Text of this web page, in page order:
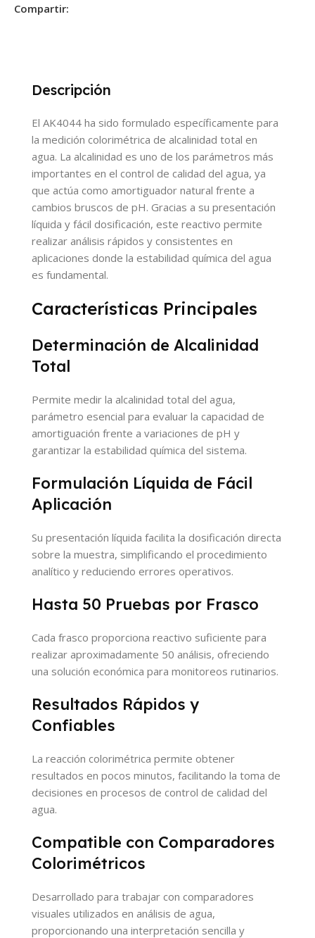
Compartir:
Descripción
El AK4044 ha sido formulado específicamente para
la medición colorimétrica de alcalinidad total en
agua. La alcalinidad es uno de los parámetros más
importantes en el control de calidad del agua, ya
que actúa como amortiguador natural frente a
cambios bruscos de pH. Gracias a su presentación
líquida y fácil dosificación, este reactivo permite
realizar análisis rápidos y consistentes en
aplicaciones donde la estabilidad química del agua
es fundamental.
Características Principales
Determinación de Alcalinidad
Total
Permite medir la alcalinidad total del agua,
parámetro esencial para evaluar la capacidad de
amortiguación frente a variaciones de pH y
garantizar la estabilidad química del sistema.
Formulación Líquida de Fácil
Aplicación
Su presentación líquida facilita la dosificación directa
sobre la muestra, simplificando el procedimiento
analítico y reduciendo errores operativos.
Hasta 50 Pruebas por Frasco
Cada frasco proporciona reactivo suficiente para
realizar aproximadamente 50 análisis, ofreciendo
una solución económica para monitoreos rutinarios.
Resultados Rápidos y
Confiables
La reacción colorimétrica permite obtener
resultados en pocos minutos, facilitando la toma de
decisiones en procesos de control de calidad del
agua.
Compatible con Comparadores
Colorimétricos
Desarrollado para trabajar con comparadores
visuales utilizados en análisis de agua,
proporcionando una interpretación sencilla y